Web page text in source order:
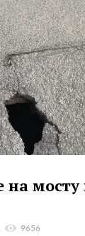
на мосту
9656